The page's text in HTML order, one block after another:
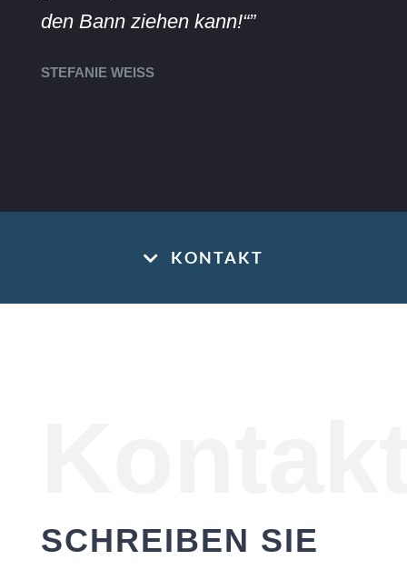
den Bann ziehen kann!“”
STEFANIE WEISS
KONTAKT
SCHREIBEN SIE